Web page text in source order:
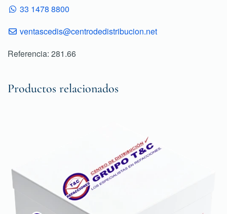
33 1478 8800
ventascedis@centrodedistribucion.net
Referencia: 281.66
Productos relacionados